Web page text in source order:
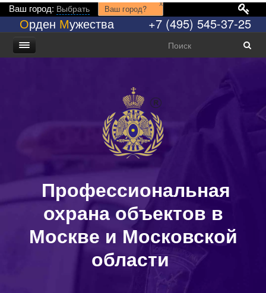
Ваш город: Выбрать Ваш город?
x
Орден Мужества +7 (495) 545-37-25
Профессиональная
охрана объектов в
Москве и Московской
области